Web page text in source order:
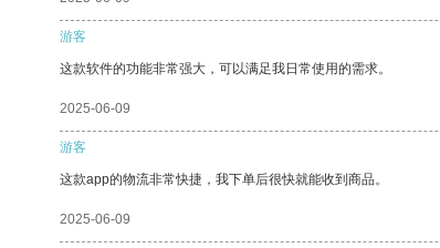
游客
这款软件的功能非常强大，可以满足我日常使用的需求。
2025-06-09
游客
这款app的物流非常快捷，我下单后很快就能收到商品。
2025-06-09